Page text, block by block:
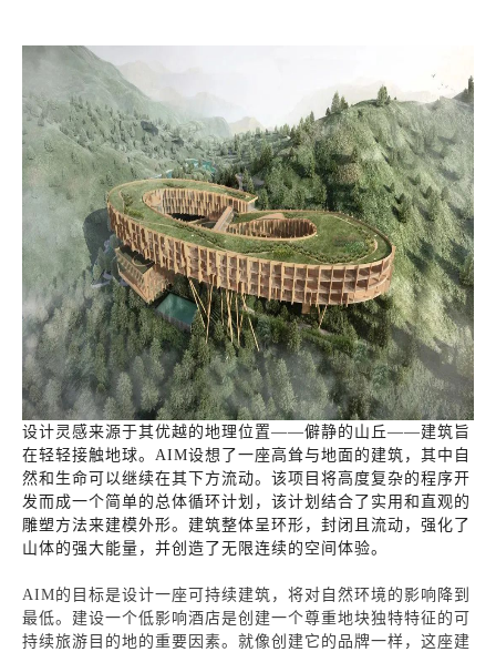
设计灵感来源于其优越的地理位置——僻静的山丘——建筑旨
在轻轻接触地球。AIM设想了一座高耸与地面的建筑，其中自
然和生命可以继续在其下方流动。该项目将高度复杂的程序开
发而成一个简单的总体循环计划，该计划结合了实用和直观的
雕塑方法来建模外形。建筑整体呈环形，封闭且流动，强化了
山体的强大能量，并创造了无限连续的空间体验。
AIM的目标是设计一座可持续建筑，将对自然环境的影响降到
最低。建设一个低影响酒店是创建一个尊重地块独特特征的可
持续旅游目的地的重要因素。就像创建它的品牌一样，这座建